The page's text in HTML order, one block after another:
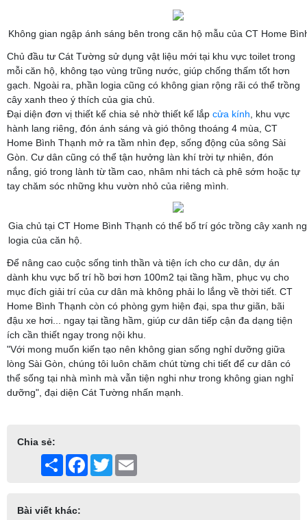
Không gian ngập ánh sáng bên trong căn hộ mẫu của CT Home
Chủ đầu tư Cát Tường sử dụng vật liệu mới tại khu vực toilet trong
mỗi căn hộ, không tạo vùng trũng nước, giúp chống thấm tốt hơn
gạch. Ngoài ra, phần logia cũng có không gian rộng rãi có thể trồng
cây xanh theo ý thích của gia chủ.
Đại diện đơn vị thiết kế chia sẻ nhờ thiết kế lắp cửa kính , khu vực
hành lang riêng, đón ánh sáng và gió thông thoáng 4 mùa, CT
Home Bình Thạnh mở ra tầm nhìn đẹp, sống động của sông Sài
Gòn. Cư dân cũng có thể tận hưởng làn khí trời tự nhiên, đón
nắng, gió trong lành từ tầm cao, nhâm nhi tách cà phê sớm hoặc tự
tay chăm sóc những khu vườn nhỏ của riêng mình.
Gia chủ tại CT Home Bình Thạnh có thể bố trí góc trồng cây xanh
logia của căn hộ.
Để nâng cao cuộc sống tinh thần và tiện ích cho cư dân, dự án
dành khu vực bố trí hồ bơi hơn 100m2 tại tầng hầm, phục vụ cho
mục đích giải trí của cư dân mà không phải lo lắng về thời tiết. CT
Home Bình Thạnh còn có phòng gym hiện đại, spa thư giãn, bãi
đậu xe hơi... ngay tại tầng hầm, giúp cư dân tiếp cận đa dạng tiện
ích cần thiết ngay trong nội khu.
"Với mong muốn kiến tạo nên không gian sống nghỉ dưỡng giữa
lòng Sài Gòn, chúng tôi luôn chăm chút từng chi tiết để cư dân có
thể sống tại nhà mình mà vẫn tiện nghi như trong không gian nghỉ
dưỡng", đại diện Cát Tường nhấn mạnh.
Chia sẻ:
Share Facebook
Twitter
Bài viết khác: